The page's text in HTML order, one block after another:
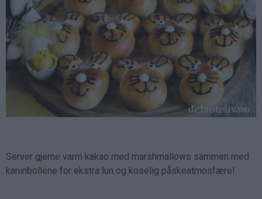
Server gjerne varm kakao med marshmallows sammen med
kaninbollene for ekstra lun og koselig påskeatmosfære!